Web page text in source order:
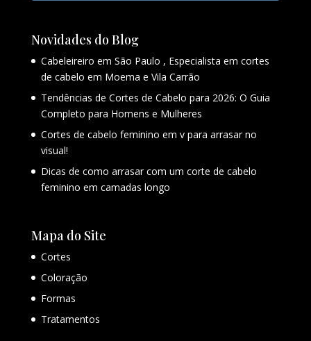
Novidades do Blog
Cabeleireiro em São Paulo , Especialista em cortes
de cabelo em Moema e Vila Carrão
Tendências de Cortes de Cabelo para 2026: O Guia
Completo para Homens e Mulheres
Cortes de cabelo feminino em v para arrasar no
visual!
Dicas de como arrasar com um corte de cabelo
feminino em camadas longo
Mapa do Site
Cortes
Coloração
Formas
Tratamentos